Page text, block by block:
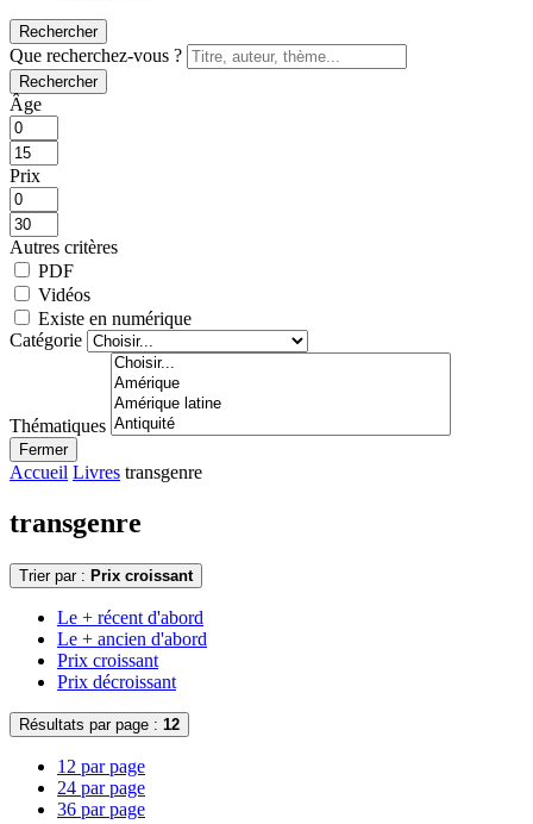
Rechercher
Que recherchez-vous ?
Rechercher
Âge
Prix
Autres critères
PDF
Vidéos
Existe en numérique
Catégorie
Thématiques
Fermer
Accueil Livres transgenre
transgenre
Trier par : Prix croissant
Le + récent d'abord
Le + ancien d'abord
Prix croissant
Prix décroissant
Résultats par page : 12
12 par page
24 par page
36 par page